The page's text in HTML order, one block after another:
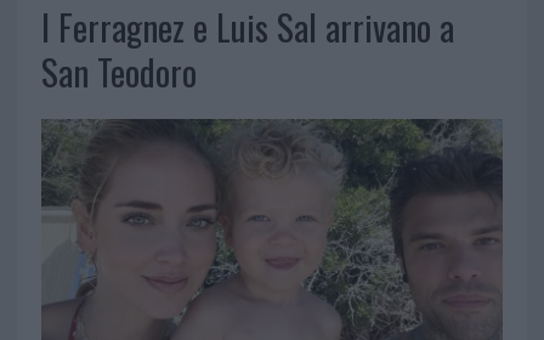
I Ferragnez e Luis Sal arrivano a
San Teodoro